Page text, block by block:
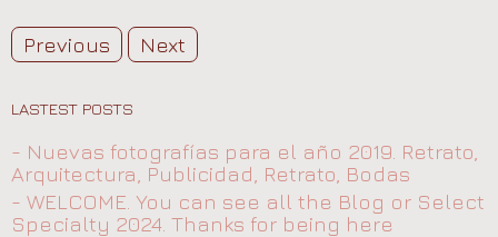
Previous Next
LASTEST POSTS
- Nuevas fotografías para el año 2019. Retrato,
Arquitectura, Publicidad, Retrato, Bodas
- WELCOME. You can see all the Blog or Select
Specialty 2024. Thanks for being here